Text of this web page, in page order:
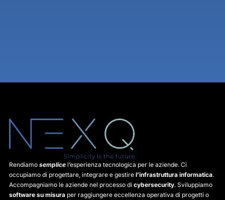
Rendiamo semplice l’esperienza tecnologica per le aziende. Ci
occupiamo di progettare, integrare e gestire l’infrastruttura informatica.
Accompagniamo le aziende nel processo di cybersecurity. Sviluppiamo
software su misura per raggiungere eccellenza operativa di progetti o